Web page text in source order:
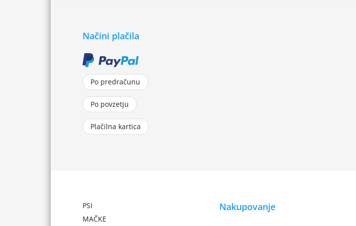
Načini plačila
Po predračunu
Po povzetju
Plačilna kartica
PSI
MAČKE
Nakupovanje